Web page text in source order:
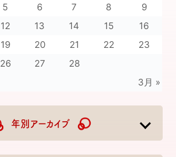
3月 »
5 6 7 8
9
12 13 14 15
16
19 20 21 22
23
26 27 28
年別アーカイブ